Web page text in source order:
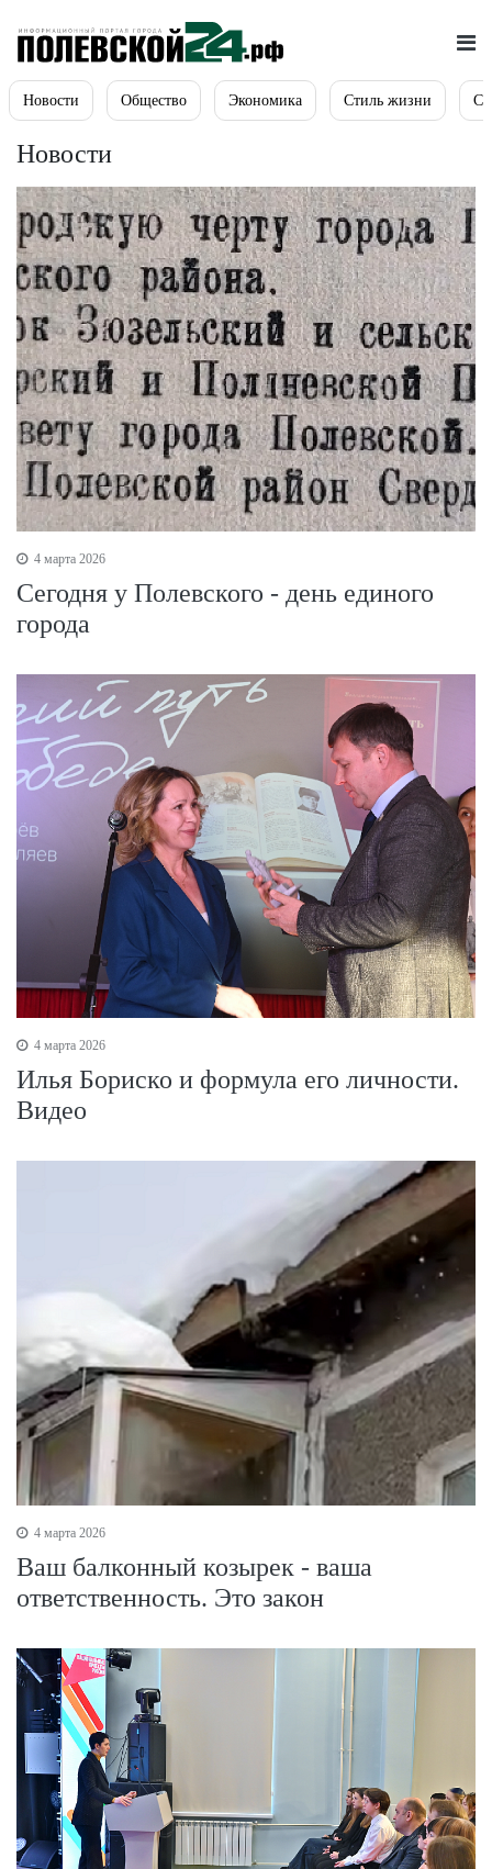
Новости Общество Экономика Стиль жизни
Новости
4 марта 2026
Сегодня у Полевского - день единого
города
4 марта 2026
Илья Бориско и формула его личности.
Видео
4 марта 2026
Ваш балконный козырек - ваша
ответственность. Это закон